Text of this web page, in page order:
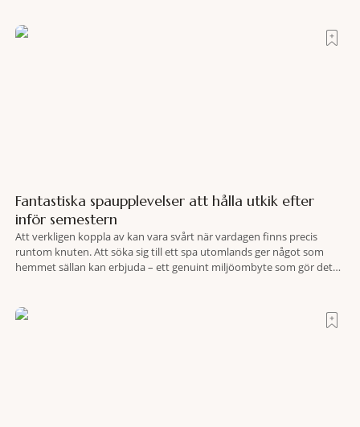
Fantastiska spaupplevelser att hålla utkik efter
inför semestern
Att verkligen koppla av kan vara svårt när vardagen finns precis
runtom knuten. Att söka sig till ett spa utomlands ger något som
hemmet sällan kan erbjuda – ett genuint miljöombyte som gör det